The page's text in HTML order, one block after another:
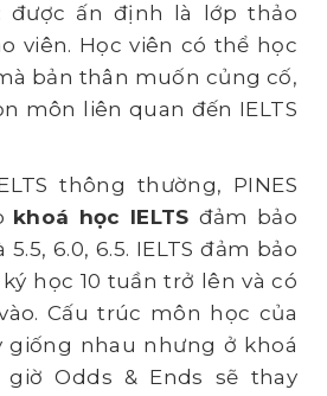
được ấn định là lớp thảo
viên. Học viên có thể học
bản thân muốn củng cố,
môn liên quan đến IELTS
thông thường, PINES
khoá học IELTS đảm bảo
6.0, 6.5. IELTS đảm bảo
học 10 tuần trở lên và có
Cấu trúc môn học của
giống nhau nhưng ở khoá
Odds & Ends sẽ thay